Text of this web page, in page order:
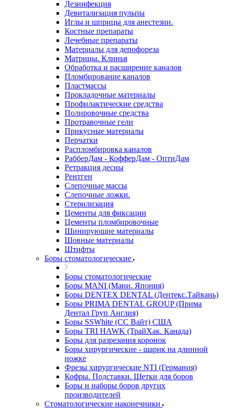
Дезинфекция
Девитализация пульпы
Иглы и шприцы для анестезии.
Костные препараты
Лечебные препараты
Материалы для депофореза
Матрицы. Клинья
Обработка и расширение каналов
Пломбирование каналов
Пластмассы
Прокладочные материалы
Профилактические средства
Полировочные средства
Протравочные гели
Прикусные материалы
Перчатки
Распломбировка каналов
РабберДам - КофферДам - ОптиДам
Ретракция десны
Рентген
Слепочные массы
Слепочные ложки.
Стерилизация
Цементы для фиксации
Цементы пломбировочные
Шинирующие материалы
Шовные материалы
Штифты
Боры стоматологические
Боры стоматологические
Боры MANI (Мани. Япония)
Боры DENTEX DENTAL (Дентекс.Тайвань)
Боры PRIMA DENTAL GROUP (Прима
Дентал Груп Англия)
Боры SSWhite (СС Вайт) США
Боры TRI HAWK (ТрайХак. Канада)
Боры для разрезания коронок
Боры хирургические - шарик на длинной
ножке
Фрезы хирургические NTI (Германия)
Кофры. Подставки. Щетки для боров
Боры и наборы боров других
производителей
Стоматологические наконечники